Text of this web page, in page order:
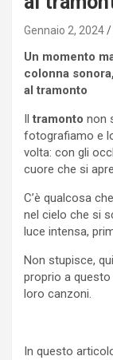
Gennaio 2, 2024
Un momento
colonna
al tramonto
Iltramonto non
fotografiamo e
volta: con gli
cuore che si
C’è qualcosa
nel cielo che si
luce intensa,
Non stupisce,
proprio a
loro canzoni.
In questo